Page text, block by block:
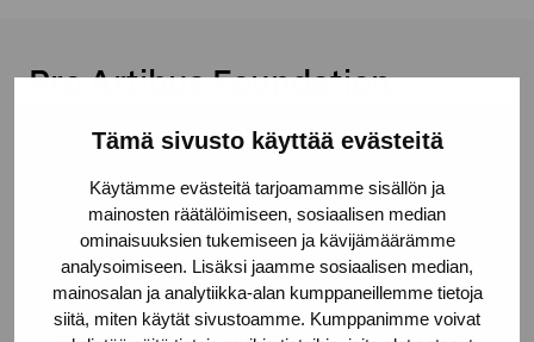
Tämä sivusto käyttää evästeitä
Käytämme evästeitä tarjoamamme sisällön ja
mainosten räätälöimiseen, sosiaalisen median
ominaisuuksien tukemiseen ja kävijämäärämme
analysoimiseen. Lisäksi jaamme sosiaalisen median,
mainosalan ja analytiikka-alan kumppaneillemme tietoja
siitä, miten käytät sivustoamme. Kumppanimme voivat
Pro Artibus Foundation
10600 Ekenäs
proartibus@proartibus.fi
+358 (0)50 371 6339